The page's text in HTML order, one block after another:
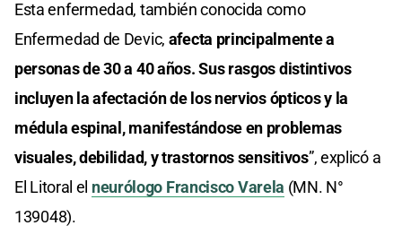
Esta enfermedad, también conocida como
Enfermedad de Devic, afecta principalmente a
personas de 30 a 40 años. Sus rasgos distintivos
incluyen la afectación de los nervios ópticos y la
médula espinal, manifestándose en problemas
visuales, debilidad, y trastornos sensitivos”, explicó a
El Litoral el neurólogo Francisco Varela (MN. N°
139048).